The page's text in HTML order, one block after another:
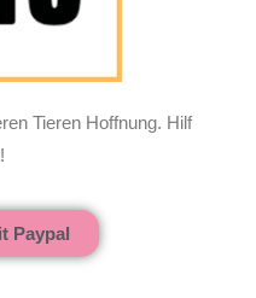
Tieren Hoffnung. Hilf
Paypal